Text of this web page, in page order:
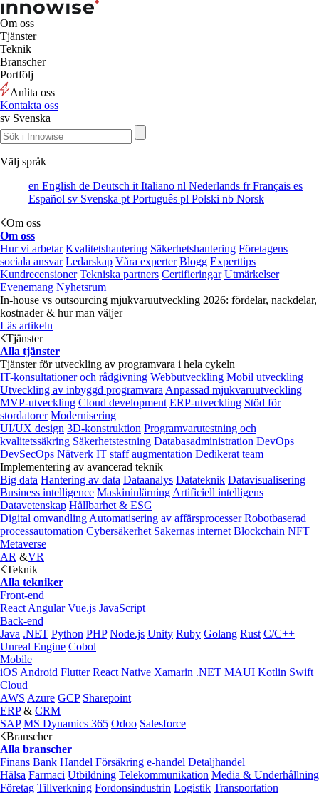
Om oss
Tjänster
Teknik
Branscher
Portfölj
Anlita oss
Kontakta oss
sv Svenska
Välj språk
en English de Deutsch it Italiano nl Nederlands frFrançais es
Español sv Svenska pt Português pl Polski nb Norsk
Om oss
Om oss
Hur vi arbetar Kvalitetshantering Säkerhetshantering Företagens
sociala ansvar Ledarskap Våra experter Blogg Experttips
Kundrecensioner Tekniska partners Certifieringar Utmärkelser
Evenemang Nyhetsrum
In-house vs outsourcing mjukvaruutveckling 2026: fördelar, nackdelar,
kostnader & hur man väljer
Läs artikeln
Tjänster
Alla tjänster
Tjänster för utveckling av programvara i hela cykeln
IT-konsultationer och rådgivning Webbutveckling Mobil utveckling
Utveckling av inbyggd programvara Anpassad mjukvaruutveckling
MVP-utveckling Cloud development ERP-utveckling Stöd för
stordatorer Modernisering
UI/UX design 3D-konstruktion Programvarutestning och
kvalitetssäkring Säkerhetstestning Databasadministration DevOps
DevSecOps Nätverk IT staff augmentation Dedikerat team
Implementering av avancerad teknik
Big data Hantering av data Dataanalys Datateknik Datavisualisering
Business intelligence Maskininlärning Artificiell intelligens
Datavetenskap Hållbarhet & ESG
Digital omvandling Automatisering av affärsprocesser Robotbaserad
processautomation Cybersäkerhet Sakernas internet Blockchain NFT
Metaverse
AR &VR
Teknik
Alla tekniker
Front-end
React Angular Vue.js JavaScript
Back-end
Java .NET Python PHP Node.js Unity Ruby Golang Rust C/C++
Unreal Engine Cobol
Mobile
iOS Android Flutter React Native Xamarin .NET MAUI Kotlin Swift
Cloud
AWS Azure GCP Sharepoint
ERP& CRM
SAP MS Dynamics 365 Odoo Salesforce
Branscher
Alla branscher
Finans Bank Handel Försäkring e‑handel Detaljhandel
Hälsa Farmaci Utbildning Telekommunikation Media & Underhållning
Företag Tillverkning Fordonsindustrin Logistik Transportation